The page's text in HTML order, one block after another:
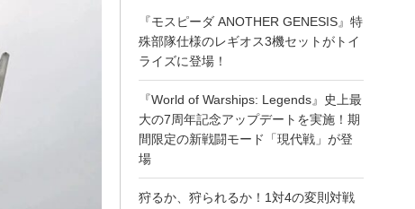
『モスピーダ ANOTHER GENESIS』特
殊部隊仕様のレギオス3機セットがトイ
ライズに登場！
『World of Warships: Legends』史上最
大の7周年記念アップデートを実施！期
間限定の新戦闘モード「現代戦」が登
場
狩るか、狩られるか！1対4の変則対戦